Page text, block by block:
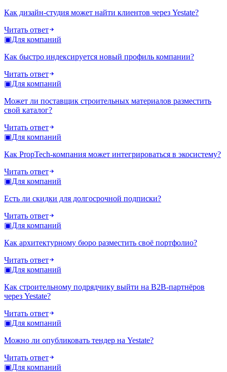
Как дизайн-студия может найти клиентов через Yestate?
Читать ответ
▣Для компаний
Как быстро индексируется новый профиль компании?
Читать ответ
▣Для компаний
Может ли поставщик строительных материалов разместить
свой каталог?
Читать ответ
▣Для компаний
Как PropTech-компания может интегрироваться в экосистему?
Читать ответ
▣Для компаний
Есть ли скидки для долгосрочной подписки?
Читать ответ
▣Для компаний
Как архитектурному бюро разместить своё портфолио?
Читать ответ
▣Для компаний
Как строительному подрядчику выйти на B2B-партнёров
через Yestate?
Читать ответ
▣Для компаний
Можно ли опубликовать тендер на Yestate?
Читать ответ
▣Для компаний